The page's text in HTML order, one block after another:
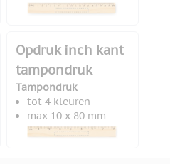
Opdruk inch kant
tampondruk
Tampondruk
tot 4 kleuren
max 10 x 80 mm